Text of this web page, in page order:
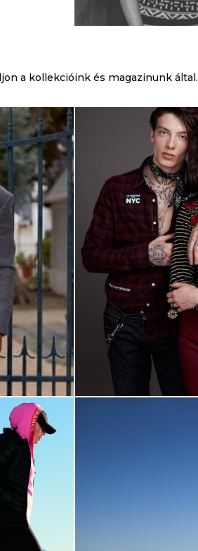
a kollekcióink és magazinunk által.